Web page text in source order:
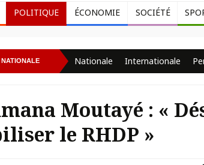
POLITIQUE ÉCONOMIE SOCIÉTÉ
NATIONALE Nationale Internationale
Moutayé : «
le RHDP »